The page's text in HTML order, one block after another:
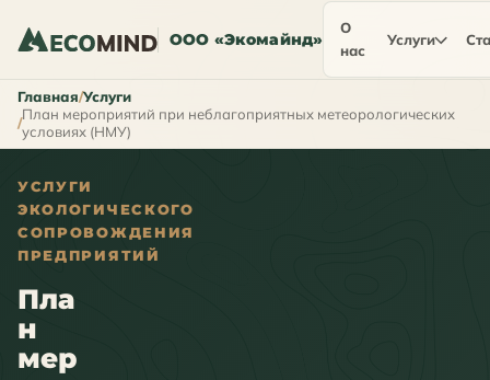
ООО «Экомайнд»
О
нас
Услуги
Главная Услуги
План мероприятий при неблагоприятных метеорологических
условиях (НМУ)
УСЛУГИ
ЭКОЛОГИЧЕСКОГО
СОПРОВОЖДЕНИЯ
ПРЕДПРИЯТИЙ
Пла
н
мер